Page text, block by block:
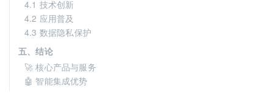
4.1 技术创新
4.2 应用普及
4.3 数据隐私保护
五、结论
🚀 核心产品与服务
🤖 智能集成优势